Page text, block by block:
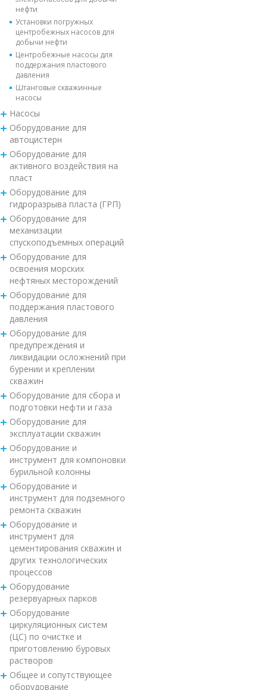
нефти
Установки погружных
центробежных насосов для
добычи нефти
Центробежные насосы для
поддержания пластового
давления
Штанговые скважинные
насосы
Насосы
Оборудование для
автоцистерн
Оборудование для
активного воздействия на
пласт
Оборудование для
гидроразрыва пласта (ГРП)
Оборудование для
механизации
спускоподъемных операций
Оборудование для
освоения морских
нефтяных месторождений
Оборудование для
поддержания пластового
давления
Оборудование для
предупреждения и
ликвидации осложнений при
бурении и креплении
скважин
Оборудование для сбора и
подготовки нефти и газа
Оборудование для
эксплуатации скважин
Оборудование и
инструмент для компоновки
бурильной колонны
Оборудование и
инструмент для подземного
ремонта скважин
Оборудование и
инструмент для
цементирования скважин и
других технологических
процессов
Оборудование
резервуарных парков
Оборудование
циркуляционных систем
(ЦС) по очистке и
приготовлению буровых
растворов
Общее и сопутствующее
оборудование